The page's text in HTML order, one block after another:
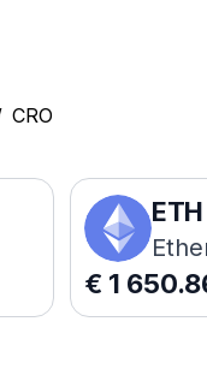
CRO
ETH
€ 1